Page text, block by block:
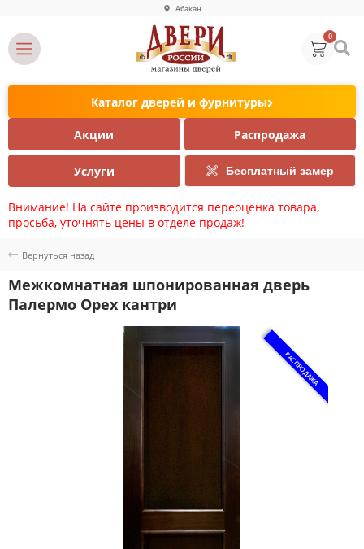
Абакан
0
Каталог дверей и фурнитуры
Акции Распродажа
Услуги Бесплатный замер
Внимание! На сайте производится переоценка товара,
просьба, уточнять цены в отделе продаж!
Вернуться назад
Межкомнатная шпонированная дверь
Палермо Орех кантри
РАСПРОДАЖА